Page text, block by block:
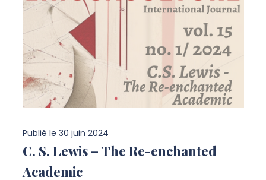
Publié le 30 juin 2024
C. S. Lewis – The Re-enchanted
Academic